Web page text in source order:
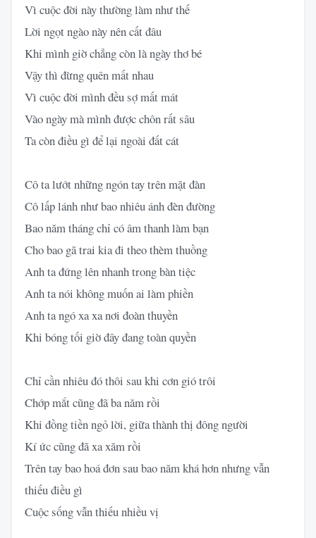
Vì cuộc đời này thường làm như thế
Lời ngọt ngào này nên cất đâu
Khi mình giờ chẳng còn là ngày thơ bé
Vậy thì đừng quên mất nhau
Vì cuộc đời mình đều sợ mất mát
Vào ngày mà mình được chôn rất sâu
Ta còn điều gì để lại ngoài đất cát
Cô ta lướt những ngón tay trên mặt đàn
Cô lấp lánh như bao nhiêu ánh đèn đường
Bao năm tháng chỉ có âm thanh làm bạn
Cho bao gã trai kia đi theo thèm thuồng
Anh ta đứng lên nhanh trong bàn tiệc
Anh ta nói không muốn ai làm phiền
Anh ta ngó xa xa nơi đoàn thuyền
Khi bóng tối giờ đây đang toàn quyền
Chỉ cần nhiêu đó thôi sau khi cơn gió trôi
Chớp mắt cũng đã ba năm rồi
Khi đồng tiền ngỏ lời, giữa thành thị đông người
Kí ức cũng đã xa xăm rồi
Trên tay bao hoá đơn sau bao năm khá hơn nhưng vẫn
thiếu điều gì
Cuộc sống vẫn thiếu nhiều vị